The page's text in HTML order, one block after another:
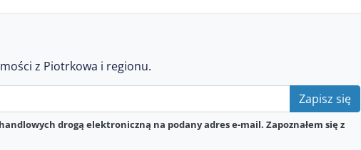
z Piotrkowa i regionu.
Zapisz się
drogą elektroniczną na podany adres e-mail. Zapoznałem się z